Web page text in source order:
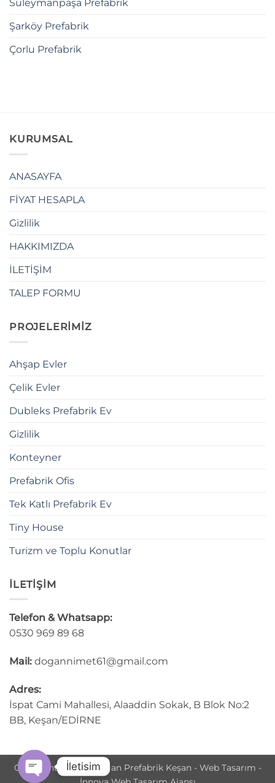
Süleymanpaşa Prefabrik
Şarköy Prefabrik
Çorlu Prefabrik
KURUMSAL
ANASAYFA
FİYAT HESAPLA
Gizlilik
HAKKIMIZDA
İLETİŞİM
TALEP FORMU
PROJELERİMİZ
Ahşap Evler
Çelik Evler
Dubleks Prefabrik Ev
Gizlilik
Konteyner
Prefabrik Ofis
Tek Katlı Prefabrik Ev
Tiny House
Turizm ve Toplu Konutlar
İLETİŞİM
Telefon & Whatsapp:
0530 969 89 68
Mail: dogannimet61@gmail.com
Adres:
İspat Cami Mahallesi, Alaaddin Sokak, B Blok No:2
BB, Keşan/EDİRNE
Copyright © 2025 Doğan Prefabrik Keşan - Web Tasarım -
İletisim